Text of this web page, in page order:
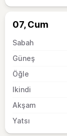
07, Cum